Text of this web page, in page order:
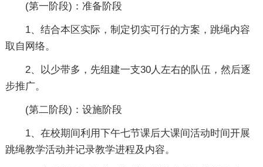
(第一阶段)：准备阶段
1、结合本区实际，制定切实可行的方案，跳绳内容
取自网络。
2、以少带多，先组建一支30人左右的队伍，然后逐
步推广。
(第二阶段)：设施阶段
1、在校期间利用下午七节课后大课间活动时间开展
跳绳教学活动并记录教学进程及内容。